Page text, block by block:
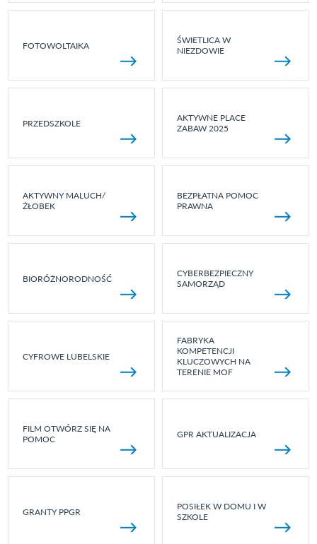
FOTOWOLTAIKA
ŚWIETLICA W
NIEZDOWIE
PRZEDSZKOLE
AKTYWNE PLACE
ZABAW 2025
AKTYWNY MALUCH/
ŻŁOBEK
BEZPŁATNA POMOC
PRAWNA
BIORÓŻNORODNOŚĆ
CYBERBEZPIECZNY
SAMORZĄD
CYFROWE LUBELSKIE
FABRYKA
KOMPETENCJI
KLUCZOWYCH NA
TERENIE MOF
FILM OTWÓRZ SIĘ NA
POMOC
GPR AKTUALIZACJA
GRANTY PPGR
POSIŁEK W DOMU I W
SZKOLE